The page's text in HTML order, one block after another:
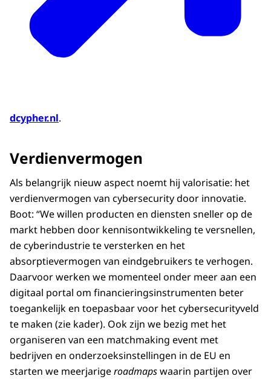
dcypher.nl.
Verdienvermogen
Als belangrijk nieuw aspect noemt hij valorisatie: het
verdienvermogen van cybersecurity door innovatie.
Boot: “We willen producten en diensten sneller op de
markt hebben door kennisontwikkeling te versnellen,
de cyberindustrie te versterken en het
absorptievermogen van eindgebruikers te verhogen.
Daarvoor werken we momenteel onder meer aan een
digitaal portal om financieringsinstrumenten beter
toegankelijk en toepasbaar voor het cybersecurityveld
te maken (zie kader). Ook zijn we bezig met het
organiseren van een matchmaking event met
bedrijven en onderzoeksinstellingen in de EU en
starten we meerjarigeroadmapswaarin partijen over